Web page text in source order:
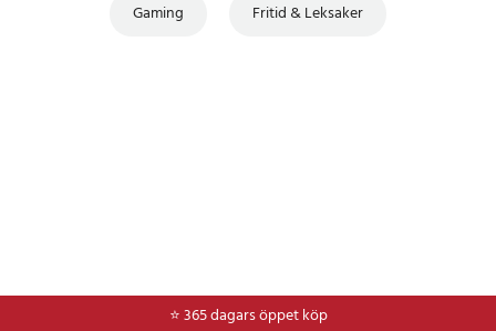
Gaming Fritid & Leksaker
⭐ 365 dagars öppet köp
⭐Frakt 49kr *